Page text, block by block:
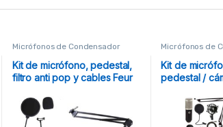
Micrófonos de Condensador
Kit de micrófono, pedestal,
filtro anti pop y cables Feur
Micrófonos de
Kit de
pedestal /